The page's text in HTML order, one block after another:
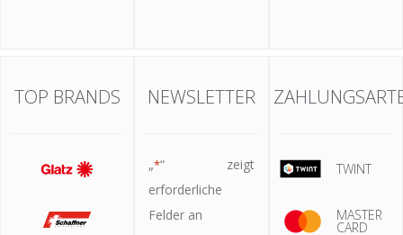
TOP BRANDS NEWSLETTER
„*“ zeigt
erforderliche
Felder an
TWINT
MASTER
CARD